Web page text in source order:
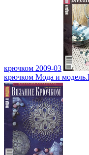
крючком 2009-03
крючком Мода и